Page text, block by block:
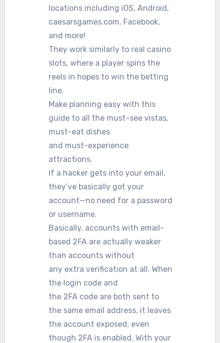
locations including iOS, Android,
caesarsgames.com, Facebook,
and more!
They work similarly to real casino
slots, where a player spins the
reels in hopes to win the betting
line.
Make planning easy with this
guide to all the must-see vistas,
must-eat dishes
and must-experience
attractions.
If a hacker gets into your email,
they’ve basically got your
account—no need for a password
or username.
Basically, accounts with email-
based 2FA are actually weaker
than accounts without
any extra verification at all. When
the login code and
the 2FA code are both sent to
the same email address, it leaves
the account exposed, even
though 2FA is enabled. With your